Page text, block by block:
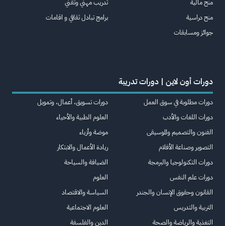
منح مالية
منح دراسية
جوائز ومسابقات
تدريب مهني وتقني
برامج تبادل ثقافي و اقامات
دورات أون لاين | دورات تدريبة
دورات مطلوبة في سوق العمل
دورات اللغات والأدب
الفنون والتصميم والموسيقى
التصوير وصناعة الأفلام
دورات التكنولوجيا والبرمجة
دورات علم النفس
القانون وحقوق الإنسان والجندر
التربية والتدريس
التغذية والرياضة والصحة
دورات تسويق، أعمال، وتمويل
العلوم الطبية والأحياء
موضة وأزياء
ريادة الأعمال والابتكار
الضيافة والسياحة
العلوم
السياسة والاقتصاد
العلوم الاجتماعية
الدين والفلسفة